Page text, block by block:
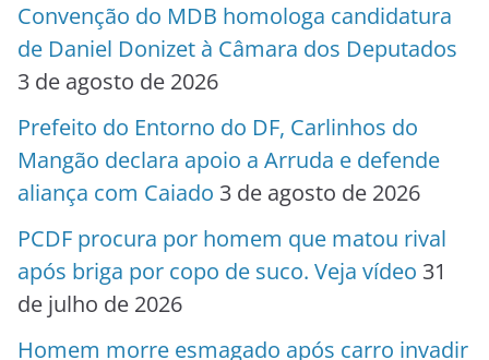
Convenção do MDB homologa candidatura
de Daniel Donizet à Câmara dos Deputados
3 de agosto de 2026
Prefeito do Entorno do DF, Carlinhos do
Mangão declara apoio a Arruda e defende
aliança com Caiado 3 de agosto de 2026
PCDF procura por homem que matou rival
após briga por copo de suco. Veja vídeo 31
de julho de 2026
Homem morre esmagado após carro invadir